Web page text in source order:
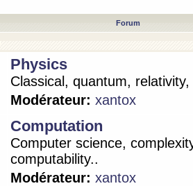
Forum
Physics
Classical, quantum,
Modérateur: xantox
Computation
Computer science,
computability..
Modérateur: xantox